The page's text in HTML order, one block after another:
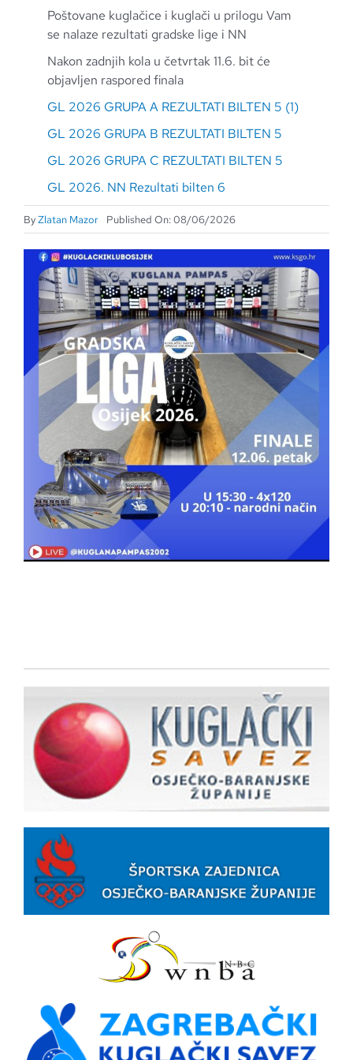
Poštovane kuglačice i kuglači u prilogu Vam
se nalaze rezultati gradske lige i NN
Nakon zadnjih kola u četvrtak 11.6. bit će
objavljen raspored finala
GL 2026 GRUPA A REZULTATI BILTEN 5 (1)
GL 2026 GRUPA B REZULTATI BILTEN 5
GL 2026 GRUPA C REZULTATI BILTEN 5
GL 2026. NN Rezultati bilten 6
ByZlatan Mazor Published On: 08/06/2026